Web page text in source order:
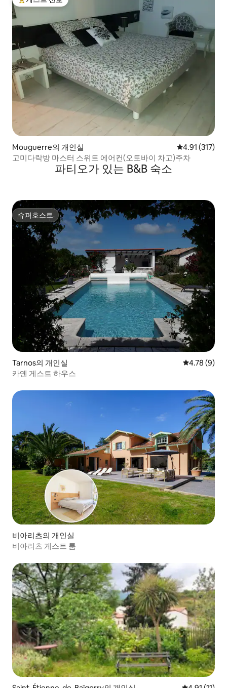
상위 게스트 선호
Mouguerre의 개인실 평점 4.91점(5
4.91 (317)
고미다락방 마스터 스위트 에어컨(오토바이 차고)주차
파티오가 있는 B&B 숙소
슈퍼호스트
슈퍼호스트
Tarnos의 개인실 평점 4.78점
4.78 (9)
카옌 게스트 하우스
비아리츠의 개인실
비아리츠 게스트 룸